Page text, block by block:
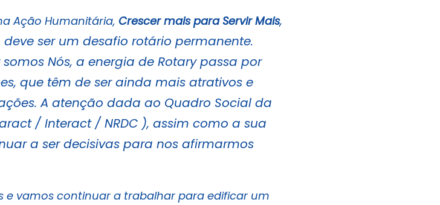
Ação Humanitária, Crescer mais para Servir Mais,
ser um desafio rotário permanente.
Nós, a energia de Rotary passa por
que têm de ser ainda mais atrativos e
A atenção dada ao Quadro Social da
/ Interact / NRDC ), assim como a sua
a ser decisivas para nos afirmarmos
e vamos continuar a trabalhar para edificar um